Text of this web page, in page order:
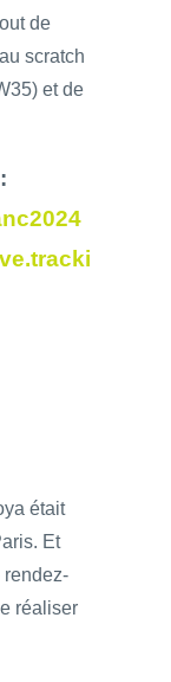
de
scratch
et de
était
Et
rendez-
réaliser